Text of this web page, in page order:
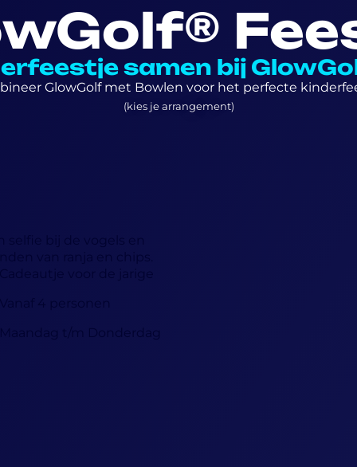
samen bij
GlowGolf met Bowlen voor het perfecte
(kies je arrangement)
bij de vogels en
van ranja en chips.
voor de jarige
4 personen
t/m Donderdag